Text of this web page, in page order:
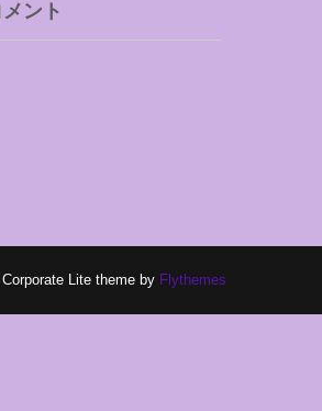
ント
Lite theme by Flythemes